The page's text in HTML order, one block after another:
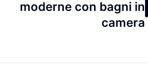
moderne con bagni in
camera